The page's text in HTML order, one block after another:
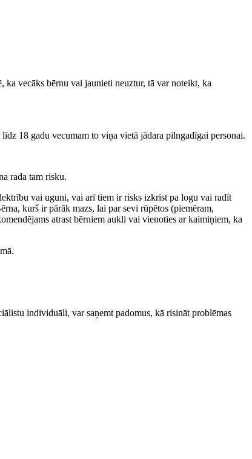
vecāks bērnu vai jaunieti neuztur, tā var noteikt, ka
18 gadu vecumam to viņa vietā jādara pilngadīgai personai.
rada tam risku.
vai uguni, vai arī tiem ir risks izkrist pa logu vai radīt
kurš ir pārāk mazs, lai par sevi rūpētos (piemēram,
atrast bērniem aukli vai vienoties ar kaimiņiem, ka
individuāli, var saņemt padomus, kā risināt problēmas